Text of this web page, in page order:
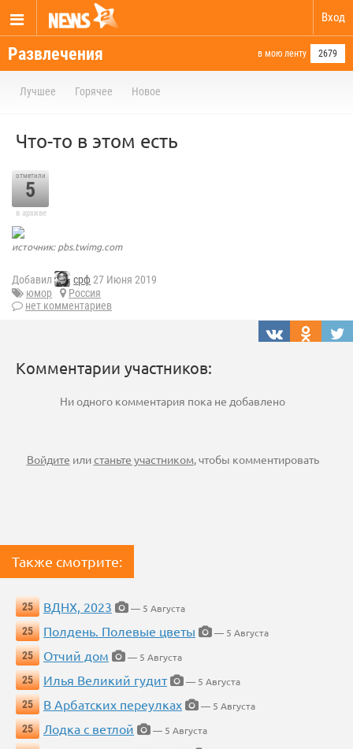
Вход
Развлечения в мою ленту 2679
Лучшее Горячее Новое
Что-то в этом есть
отметили
5
в архиве
источник: pbs.twimg.com
Добавил срф 27 Июня 2019
юмор
Россия
нет комментариев
Комментарии участников:
Ни одного комментария пока не добавлено
Войдите илистаньте участником, чтобы комментировать
Также смотрите:
25 ВДНХ, 2023
— 5 Августа
25
Полдень. Полевые цветы
— 5 Августа
25
Отчий дом
— 5 Августа
25
Илья Великий гудит
— 5 Августа
25
В Арбатских переулках
— 5 Августа
25
Лодка с ветлой
— 5 Августа